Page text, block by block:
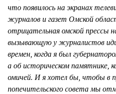
что появилось на экранах
журналов и газет Омской
отрицательная омской прессы
вызывающую у журналистов
времен, когда я был
а об историческом памятнике,
омичей. И я хотел бы, чтобы в
попечительского совета мы